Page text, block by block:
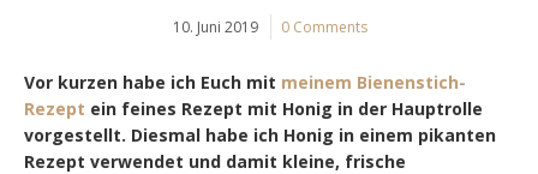
10. Juni 2019 0 Comments
Vor kurzen habe ich Euch mit meinem Bienenstich-
Rezept ein feines Rezept mit Honig in der Hauptrolle
vorgestellt. Diesmal habe ich Honig in einem pikanten
Rezept verwendet und damit kleine, frische